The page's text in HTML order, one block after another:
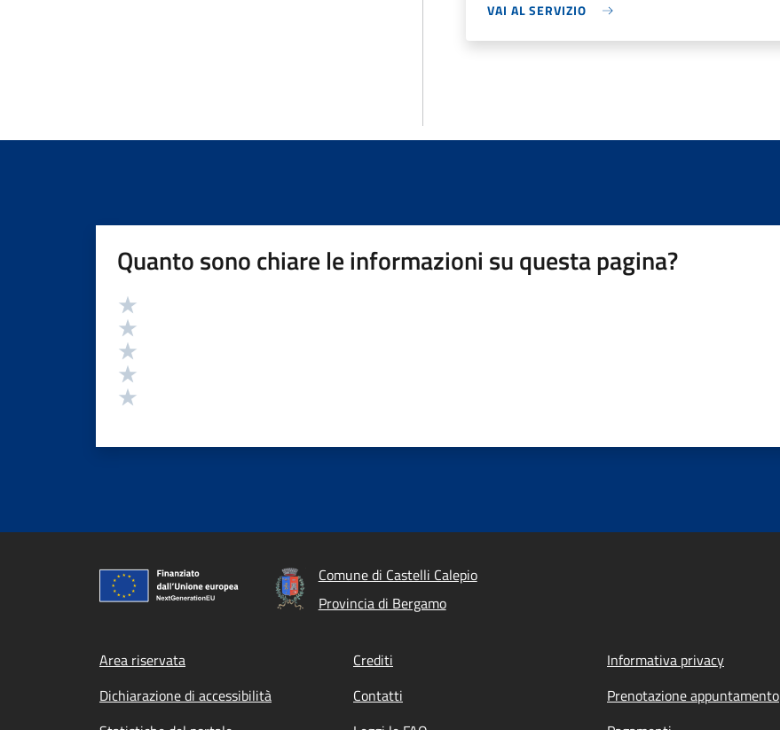
VAI AL SERVIZIO
Quanto sono chiare le informazioni su questa pagina?
Valutazione
Comune di Castelli Calepio
Provincia di Bergamo
Footer menu
Area riservata Crediti Informativa privacy
Dichiarazione di accessibilità
Contatti Prenotazione appuntamento